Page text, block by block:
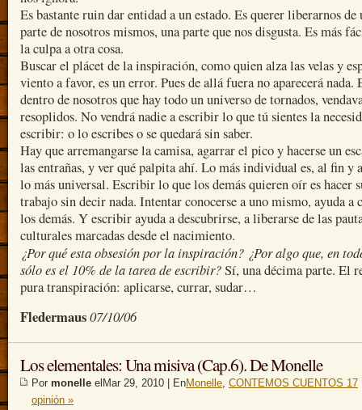
Es bastante ruin dar entidad a un estado. Es querer liberarnos de
parte de nosotros mismos, una parte que nos disgusta. Es más
la culpa a otra cosa.
Buscar el plácet de la inspiración, como quien alza las velas y
viento a favor, es un error. Pues de allá fuera no aparecerá nada.
dentro de nosotros que hay todo un universo de tornados,
resoplidos. No vendrá nadie a escribir lo que tú sientes la
escribir: o lo escribes o se quedará sin saber.
Hay que arremangarse la camisa, agarrar el pico y hacerse un
las entrañas, y ver qué palpita ahí. Lo más individual es, al fin y
lo más universal. Escribir lo que los demás quieren oír es hacer
trabajo sin decir nada. Intentar conocerse a uno mismo, ayuda a
los demás. Y escribir ayuda a descubrirse, a liberarse de las
culturales marcadas desde el nacimiento.
¿Por qué esta obsesión por la inspiración? ¿Por algo que, en
sólo es el 10% de la tarea de escribir?Sí, una décima parte. El
pura transpiración: aplicarse, currar, sudar…
Fledermaus07/10/06
Los elementales: Una misiva (Cap.6). De Monelle
Por monelle elMar 29, 2010 | EnMonelle, CONTEMOS CUENTOS 17
opinión »